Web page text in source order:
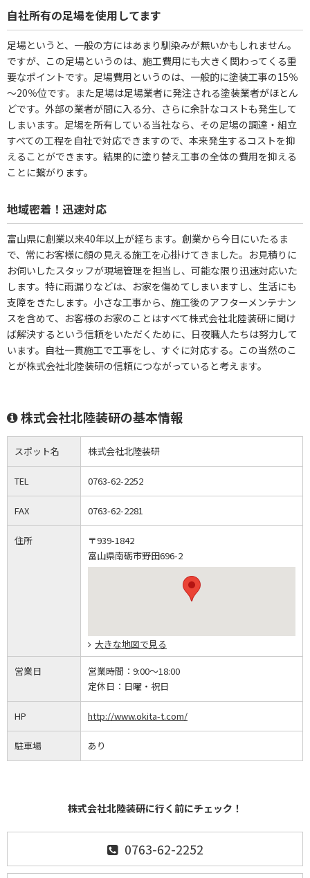
自社所有の足場を使用してます
足場というと、一般の方にはあまり馴染みが無いかもしれません。
ですが、この足場というのは、施工費用にも大きく関わってくる重
要なポイントです。足場費用というのは、一般的に塗装工事の15％
～20％位です。また足場は足場業者に発注される塗装業者がほとん
どです。外部の業者が間に入る分、さらに余計なコストも発生して
しまいます。足場を所有している当社なら、その足場の調達・組立
すべての工程を自社で対応できますので、本来発生するコストを抑
えることができます。結果的に塗り替え工事の全体の費用を抑える
ことに繋がります。
地域密着！迅速対応
富山県に創業以来40年以上が経ちます。創業から今日にいたるま
で、常にお客様に顔の見える施工を心掛けてきました。お見積りに
お伺いしたスタッフが現場管理を担当し、可能な限り迅速対応いた
します。特に雨漏りなどは、お家を傷めてしまいますし、生活にも
支障をきたします。小さな工事から、施工後のアフターメンテナン
スを含めて、お客様のお家のことはすべて株式会社北陸装研に聞け
ば解決するという信頼をいただくために、日夜職人たちは努力して
います。自社一貫施工で工事をし、すぐに対応する。この当然のこ
とが株式会社北陸装研の信頼につながっていると考えます。
株式会社北陸装研の基本情報
スポット名 株式会社北陸装研
TEL 0763-62-2252
FAX 0763-62-2281
住所
〒939-1842
富山県南砺市野田696-2
大きな地図で見る
営業日 営業時間： 9:00～18:00
定休日： 日曜・祝日
HP http://www.okita-t.com/
駐車場 あり
株式会社北陸装研に行く前にチェック！
0763-62-2252